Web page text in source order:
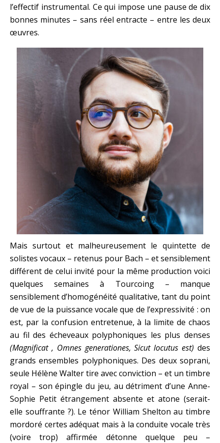
l’effectif instrumental. Ce qui impose une pause de dix
bonnes minutes – sans réel entracte – entre les deux
œuvres.
Mais surtout et malheureusement le quintette de
solistes vocaux – retenus pour Bach – et sensiblement
différent de celui invité pour la même production voici
quelques semaines à Tourcoing – manque
sensiblement d’homogénéité qualitative, tant du point
de vue de la puissance vocale que de l’expressivité : on
est, par la confusion entretenue, à la limite de chaos
au fil des écheveaux polyphoniques les plus denses
(Magnificat , Omnes generationes, Sicut locutus est) des
grands ensembles polyphoniques. Des deux soprani,
seule Hélène Walter tire avec conviction – et un timbre
royal – son épingle du jeu, au détriment d’une Anne-
Sophie Petit étrangement absente et atone (serait-
elle souffrante ?). Le ténor William Shelton au timbre
mordoré certes adéquat mais à la conduite vocale très
(voire trop) affirmée détonne quelque peu –